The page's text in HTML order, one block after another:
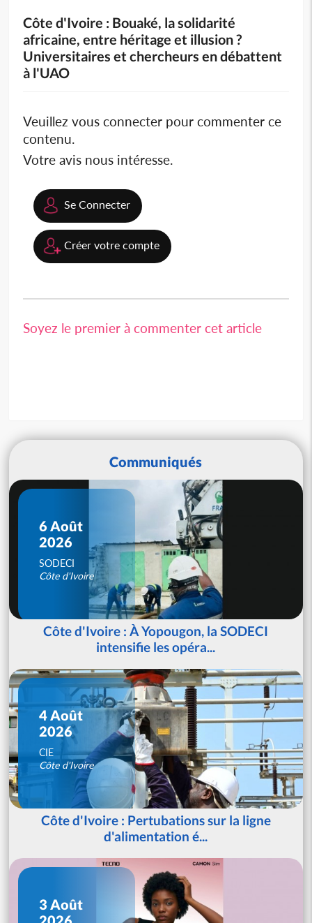
Côte d'Ivoire : Bouaké, la solidarité
africaine, entre héritage et illusion ?
Universitaires et chercheurs en débattent
à l'UAO
Veuillez vous connecter pour commenter ce
contenu.
Votre avis nous intéresse.
Se Connecter
Créer votre compte
Soyez le premier à commenter cet article
Communiqués
6 Août
2026
SODECI
Côte d'Ivoire
Côte d'Ivoire : À Yopougon, la SODECI
intensifie les opéra...
4 Août
2026
CIE
Côte d'Ivoire
Côte d'Ivoire : Pertubations sur la ligne
d'alimentation é...
3 Août